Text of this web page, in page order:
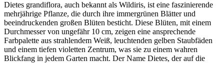
Dietes grandiflora, auch bekannt als Wildiris, ist eine faszinierende
mehrjährige Pflanze, die durch ihre immergrünen Blätter und
beeindruckenden großen Blüten besticht. Diese Blüten, mit einem
Durchmesser von ungefähr 10 cm, zeigen eine ansprechende
Farbpalette aus strahlendem Weiß, leuchtenden gelben Staubfäden
und einem tiefen violetten Zentrum, was sie zu einem wahren
Blickfang in jedem Garten macht. Der Name Dietes, der auf die